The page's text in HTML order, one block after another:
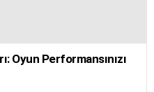
Oyun Performansınızı